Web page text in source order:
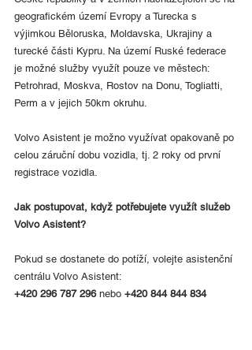
geografickém území Evropy a Turecka s
výjimkou Běloruska, Moldavska, Ukrajiny a
turecké části Kypru. Na území Ruské federace
je možné služby využít pouze ve městech:
Petrohrad, Moskva, Rostov na Donu, Togliatti,
Perm a v jejich 50km okruhu.
Volvo Asistent je možno využívat opakovaně po
celou záruční dobu vozidla, tj. 2 roky od první
registrace vozidla.
Jak postupovat, když potřebujete využít služeb
Volvo Asistent?
Pokud se dostanete do potíží, volejte asistenční
centrálu Volvo Asistent:
+420 296 787 296 nebo +420 844 844 834